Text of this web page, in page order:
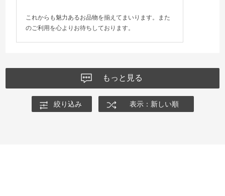
これからも魅力あるお品物を揃えてまいります。また
のご利用を心よりお待ちしております。
もっと見る
絞り込み 表示：新しい順